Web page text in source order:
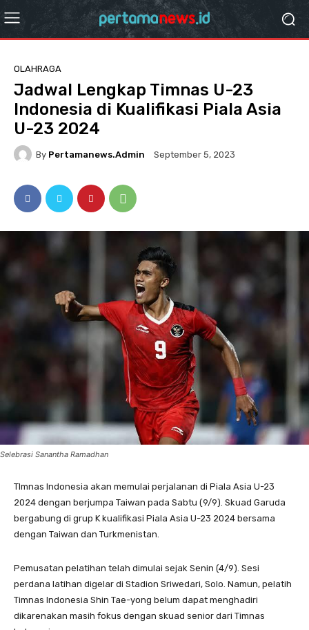
OLAHRAGA
Jadwal Lengkap Timnas U-23
Indonesia di Kualifikasi Piala Asia
U-23 2024
By Pertamanews.admin September 5, 2023
Selebrasi Sanantha Ramadhan
TImnas Indonesia akan memulai perjalanan di Piala Asia U-23
2024 dengan berjumpa Taiwan pada Sabtu (9/9). Skuad Garuda
bergabung di grup K kualifikasi Piala Asia U-23 2024 bersama
dengan Taiwan dan Turkmenistan.
Pemusatan pelatihan telah dimulai sejak Senin (4/9). Sesi
perdana latihan digelar di Stadion Sriwedari, Solo. Namun, pelatih
Timnas Indonesia Shin Tae-yong belum dapat menghadiri
dikarenakan masih fokus dengan skuad senior dari Timnas